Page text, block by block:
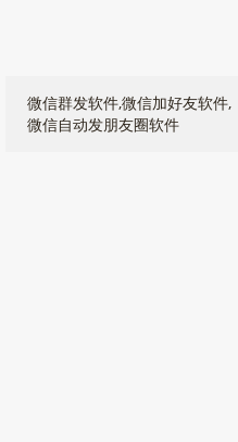
微信群发软件,微信加好友软件,
微信自动发朋友圈软件